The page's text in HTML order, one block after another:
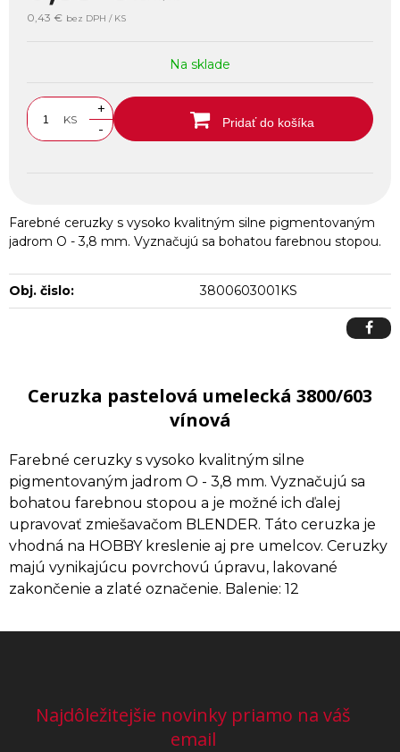
0,43 € bez DPH / KS
Na sklade
KS
+
-
Pridať do košíka
Farebné ceruzky s vysoko kvalitným silne pigmentovaným
jadrom O - 3,8 mm. Vyznačujú sa bohatou farebnou stopou.
Obj. čislo: 3800603001KS
Ceruzka pastelová umelecká 3800/603
vínová
Farebné ceruzky s vysoko kvalitným silne
pigmentovaným jadrom O - 3,8 mm. Vyznačujú sa
bohatou farebnou stopou a je možné ich ďalej
upravovať zmiešavačom BLENDER. Táto ceruzka je
vhodná na HOBBY kreslenie aj pre umelcov. Ceruzky
majú vynikajúcu povrchovú úpravu, lakované
zakončenie a zlaté označenie. Balenie: 12
Najdôležitejšie novinky priamo na váš
email